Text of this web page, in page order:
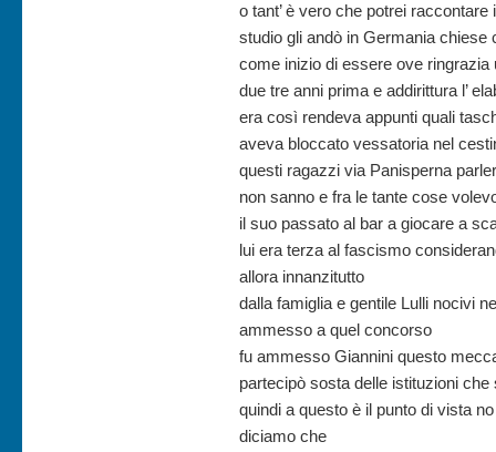
o tant’ è vero che potrei
studio gli andò in Germania
come inizio di essere ove
due tre anni prima e addirittura l’
era così rendeva appunti quali
aveva bloccato vessatoria nel
questi ragazzi via Panisperna
non sanno e fra le tante cose
il suo passato al bar a giocare a
lui era terza al fascismo
allora innanzitutto
dalla famiglia e gentile Lulli nocivi
ammesso a quel concorso
fu ammesso Giannini questo
partecipò sosta delle istituzioni
quindi a questo è il punto di vista no
diciamo che